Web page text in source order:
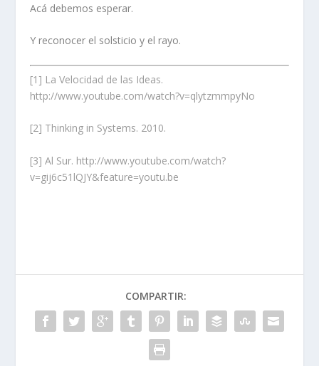
Acá debemos esperar.
Y reconocer el solsticio y el rayo.
[1] La Velocidad de las Ideas.
http://www.youtube.com/watch?v=qlytzmmpyNo
[2] Thinking in Systems. 2010.
[3] Al Sur. http://www.youtube.com/watch?
v=gij6c51lQJY&feature=youtu.be
COMPARTIR: